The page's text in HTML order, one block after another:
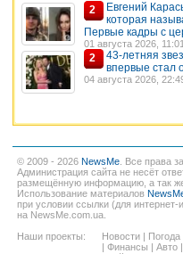
2
Евгений
которая
Первые кадры с
01 августа 2026, 11:01
2
43-летняя
впервые стал
04 августа 2026,
© 2009 - 2026 NewsMe . Все права
Администрация сайта не несёт
размещённую информацию, а так же
Использование материалов
при условии ссылки (для интернет-
на NewsMe.com.ua.
Наши проекты:
Новости | Погода
| Финансы | Авто |